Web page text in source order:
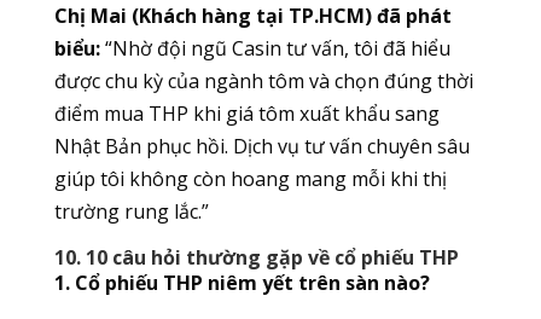
Chị Mai (Khách hàng tại TP.HCM) đã phát
biểu:“Nhờ đội ngũ Casin tư vấn, tôi đã hiểu
được chu kỳ của ngành tôm và chọn đúng thời
điểm mua THP khi giá tôm xuất khẩu sang
Nhật Bản phục hồi. Dịch vụ tư vấn chuyên sâu
giúp tôi không còn hoang mang mỗi khi thị
trường rung lắc.”
10. 10 câu hỏi thường gặp về cổ phiếu THP
1. Cổ phiếu THP niêm yết trên sàn nào?